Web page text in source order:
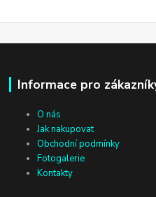
Informace pro
O nás
Jak nakupovat
Obchodní podmínky
Fotogalerie
Kontakty